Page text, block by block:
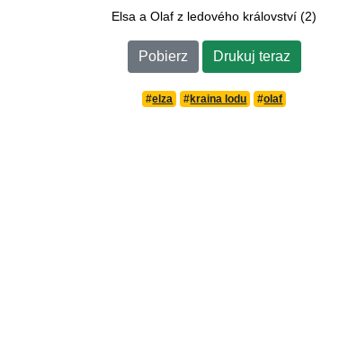
Elsa a Olaf z ledového království (2)
Pobierz Drukuj teraz
#elza #kraina lodu #olaf